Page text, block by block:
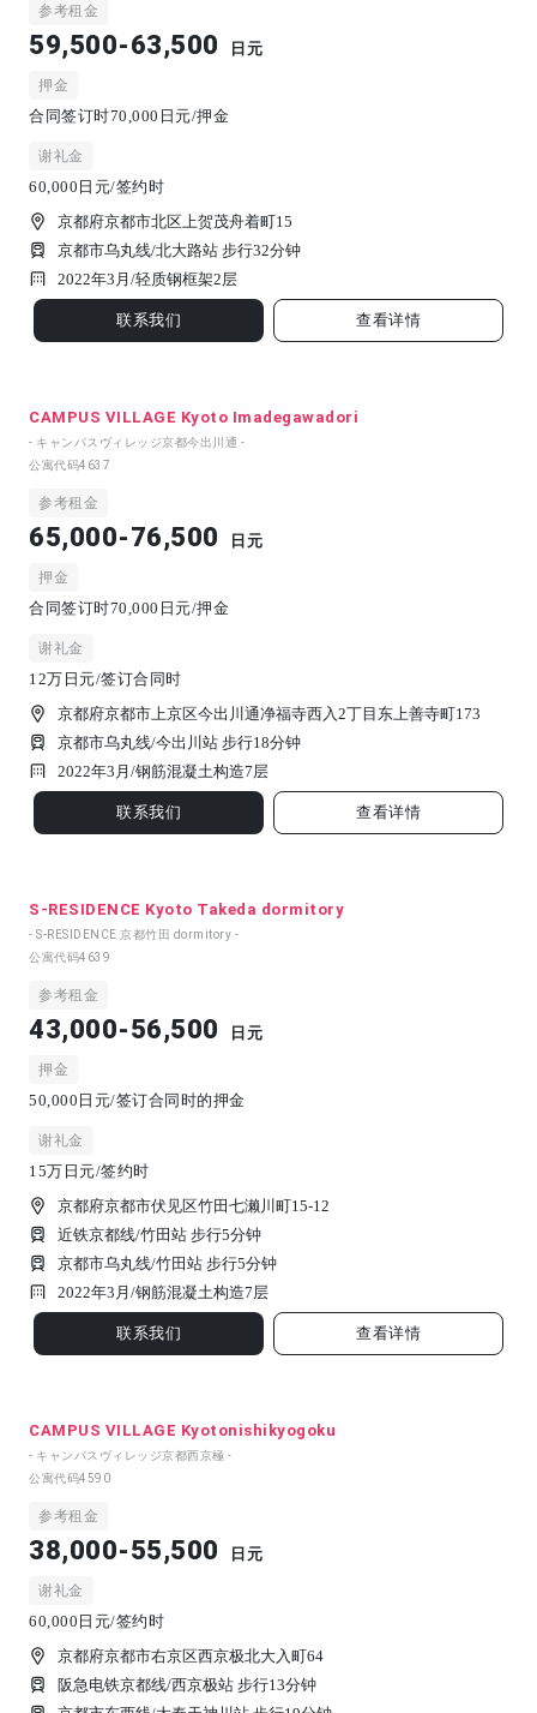
参考租金
59,500-63,500 日元
押金
合同签订时70,000日元/押金
谢礼金
60,000日元/签约时
京都府京都市北区上贺茂舟着町15
京都市乌丸线/北大路站 步行32分钟
2022年3月/轻质钢框架2 层
联系我们 查看详情
CAMPUS VILLAGE Kyoto Imadegawadori
- キャンパスヴィレッジ京都今出川通 -
公寓代码4637
参考租金
65,000-76,500 日元
押金
合同签订时70,000日元/押金
谢礼金
12万日元/签订合同时
京都府京都市上京区今出川通净福寺西入2丁目东上善寺町173
京都市乌丸线/今出川站 步行18分钟
2022年3月/钢筋混凝土构造7 层
联系我们 查看详情
S-RESIDENCE Kyoto Takeda dormitory
- S-RESIDENCE 京都竹田 dormitory -
公寓代码4639
参考租金
43,000-56,500 日元
押金
50,000日元/签订合同时的押金
谢礼金
15万日元/签约时
京都府京都市伏见区竹田七濑川町15-12
近铁京都线/竹田站 步行5分钟
京都市乌丸线/竹田站 步行5分钟
2022年3月/钢筋混凝土构造7 层
联系我们 查看详情
CAMPUS VILLAGE Kyotonishikyogoku
- キャンパスヴィレッジ京都西京極 -
公寓代码4590
参考租金
38,000-55,500 日元
谢礼金
60,000日元/签约时
京都府京都市右京区西京极北大入町64
阪急电铁京都线/西京极站 步行13分钟